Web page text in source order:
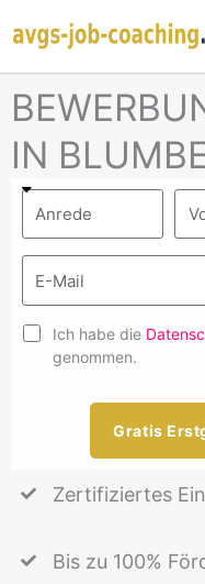
IN
Zertifiziertes
Bis zu 100%
Ich habe die
genommen.
Gratis